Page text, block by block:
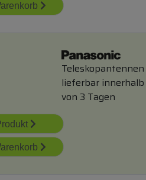
Teleskopantennen
lieferbar innerhalb
von 3 Tagen